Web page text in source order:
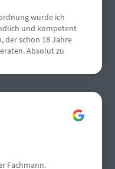
wurde ich
und kompetent
der schon 18 Jahre
Absolut zu
Fachmann.